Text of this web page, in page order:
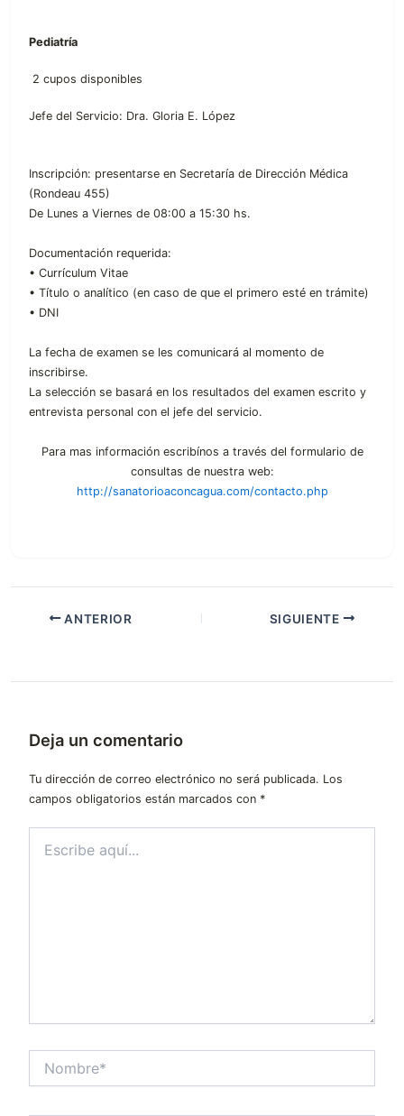
Pediatría
2 cupos disponibles
Jefe del Servicio: Dra. Gloria E. López
Inscripción: presentarse en Secretaría de Dirección Médica
(Rondeau 455)
De Lunes a Viernes de 08:00 a 15:30 hs.
Documentación requerida:
• Currículum Vitae
• Título o analítico (en caso de que el primero esté en trámite)
• DNI
La fecha de examen se les comunicará al momento de
inscribirse.
La selección se basará en los resultados del examen escrito y
entrevista personal con el jefe del servicio.
Para mas información escribínos a través del formulario de
consultas de nuestra web:
http://sanatorioaconcagua.com/contacto.php
ANTERIOR SIGUIENTE
Deja un comentario
Tu dirección de correo electrónico no será publicada. Los
campos obligatorios están marcados con *
aquí...